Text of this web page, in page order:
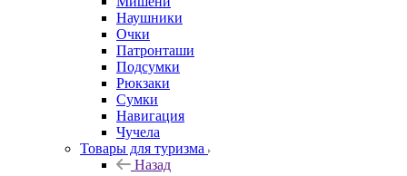
Наушники
Очки
Патронташи
Подсумки
Рюкзаки
Сумки
Навигация
Чучела
Товары для туризма
Назад